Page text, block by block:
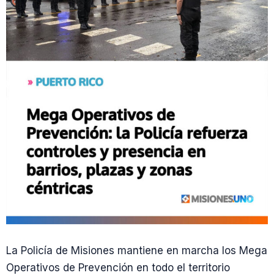
La Policía de Misiones mantiene en marcha los Mega
Operativos de Prevención en todo el territorio